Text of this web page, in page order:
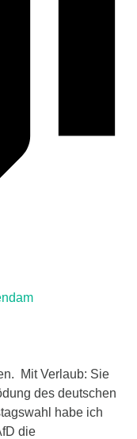
Mit Verlaub: Sie
des deutschen
habe ich
die